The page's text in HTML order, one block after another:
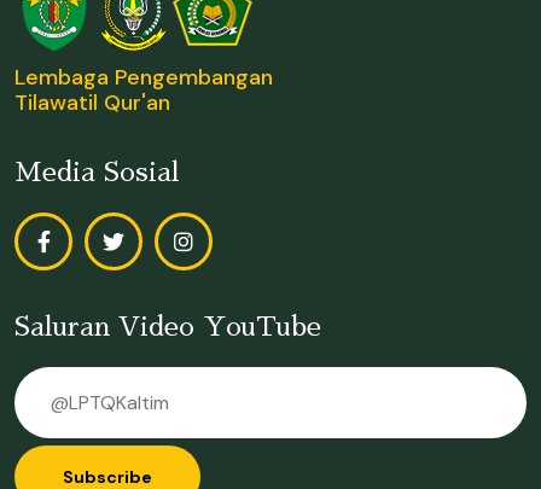
Lembaga Pengembangan
Tilawatil Qur'an
Media Sosial
Saluran Video YouTube
Subscribe